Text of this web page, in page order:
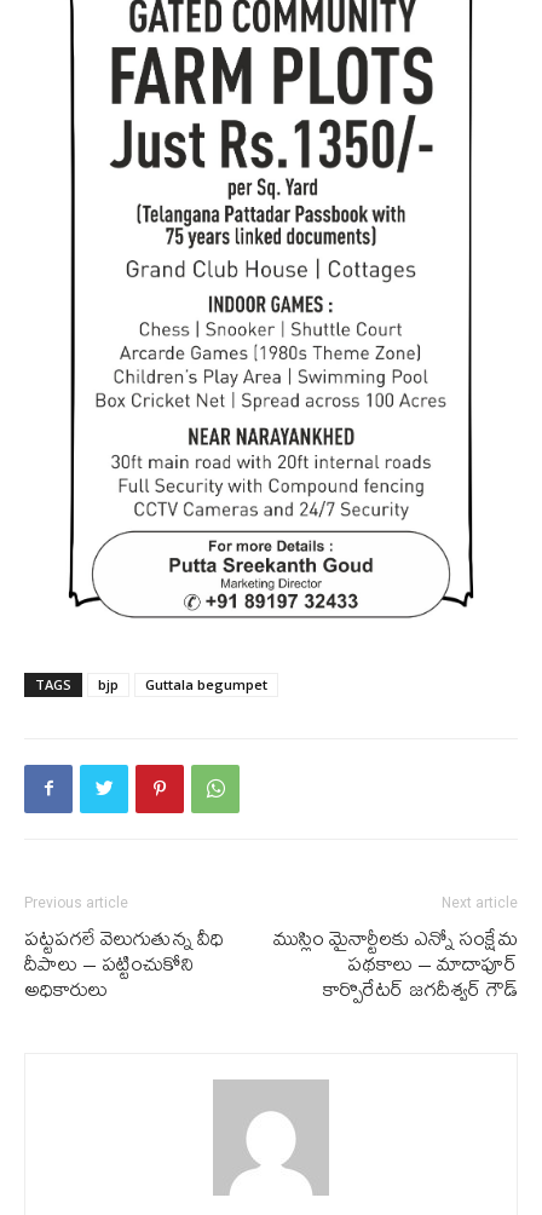
TAGS bjp Guttala begumpet
Previous article
పట్టపగలే వెలుగుతున్న వీధి
దీపాలు – పట్టించుకోని
అధికారులు
Next article
ముస్లిం మైనార్టీలకు ఎన్నో సంక్షేమ
పథకాలు – మాదాపూర్
కార్పొరేటర్ జగదీశ్వర్ గౌడ్